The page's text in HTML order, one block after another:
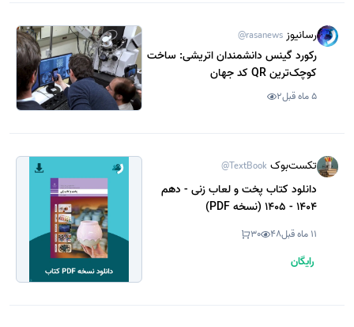
رسانیوز @rasanews
رکورد گینس دانشمندان اتریشی: ساخت
کوچک‌ترین QR کد جهان
5 ماه قبل 2
تکست‌بوک @TextBook
دانلود کتاب پخت و لعاب زنی - دهم
1404 - 1405 (نسخه PDF)
11 ماه قبل 48
30
رایگان